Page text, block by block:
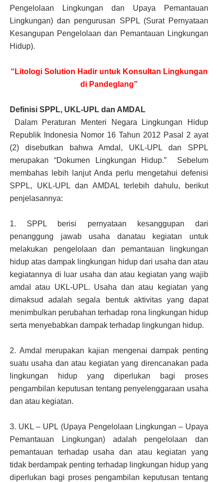
Pengelolaan Lingkungan dan Upaya Pemantauan
Lingkungan) dan pengurusan SPPL (Surat Pernyataan
Kesangupan Pengelolaan dan Pemantauan Lingkungan
Hidup).
“Litologi Solution Hadir untuk Konsultan Lingkungan
di Pandeglang”
Definisi SPPL, UKL-UPL dan AMDAL
Dalam Peraturan Menteri Negara Lingkungan Hidup
Republik Indonesia Nomor 16 Tahun 2012 Pasal 2 ayat
(2) disebutkan bahwa Amdal, UKL-UPL dan SPPL
merupakan “Dokumen Lingkungan Hidup.” Sebelum
membahas lebih lanjut Anda perlu mengetahui defenisi
SPPL, UKL-UPL dan AMDAL terlebih dahulu, berikut
penjelasannya:
1.
SPPL berisi pernyataan kesanggupan dari
penanggung jawab usaha danatau kegiatan untuk
melakukan pengelolaan dan pemantauan lingkungan
hidup atas dampak lingkungan hidup dari usaha dan atau
kegiatannya di luar usaha dan atau kegiatan yang wajib
amdal atau UKL-UPL. Usaha dan atau kegiatan yang
dimaksud adalah segala bentuk aktivitas yang dapat
menimbulkan perubahan terhadap rona lingkungan hidup
serta menyebabkan dampak terhadap lingkungan hidup.
2. Amdal merupakan kajian mengenai dampak penting
suatu usaha dan atau kegiatan yang direncanakan pada
lingkungan hidup yang diperlukan bagi proses
pengambilan keputusan tentang penyelenggaraan usaha
dan atau kegiatan.
3. UKL – UPL (Upaya Pengelolaan Lingkungan – Upaya
Pemantauan Lingkungan) adalah pengelolaan dan
pemantauan terhadap usaha dan atau kegiatan yang
tidak berdampak penting terhadap lingkungan hidup yang
diperlukan bagi proses pengambilan keputusan tentang